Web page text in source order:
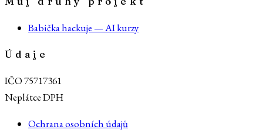
Babička hackuje — AI kurzy
Údaje
IČO 75717361
Neplátce DPH
Ochrana osobních údajů